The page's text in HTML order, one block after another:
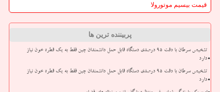
قیمت بیسیم موتورولا
پربیننده ترین ها
تشخیص سرطان با دقت ۹۵ درصدی دستگاه قابل حمل دانشمندان چین فقط به یک قطره خون نیاز
دارد
تشخیص سرطان با دقت ۹۵ درصدی دستگاه قابل حمل دانشمندان چین فقط به یک قطره خون نیاز
دارد